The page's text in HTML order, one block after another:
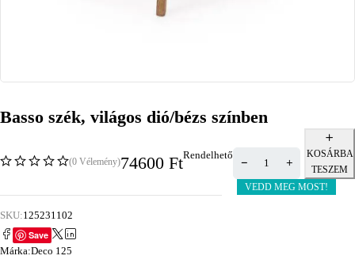
Basso szék, világos dió/bézs színben
(0 Vélemény)74600 FtRendelhető
KOSÁRBA
TESZEM
VEDD MEG MOST!
SKU:125231102
Save
Márka:Deco 125